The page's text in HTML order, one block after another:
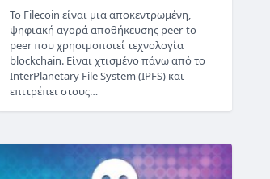
Το Filecoin είναι μια αποκεντρωμένη,
ψηφιακή αγορά αποθήκευσης peer-to-
peer που χρησιμοποιεί τεχνολογία
blockchain. Είναι χτισμένο πάνω από το
InterPlanetary File System (IPFS) και
επιτρέπει στους…